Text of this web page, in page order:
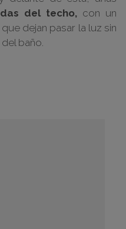
del techo, con un
dejan pasar la luz sin
baño.